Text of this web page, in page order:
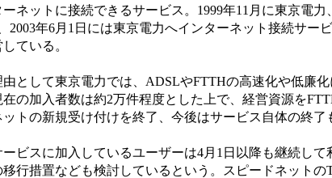
ネットに接続できるサービス。1999年11月に東京電
2003年6月1日には東京電力へインターネット接続サー
ている。
として東京電力では、ADSLやFTTHの高速化や低廉
の加入者数は約2万件程度とした上で、経営資源を
トの新規受け付けを終了、今後はサービス自体の終了
ビスに加入しているユーザーは4月1日以降も継続して
行措置なども検討しているという。スピードネットの